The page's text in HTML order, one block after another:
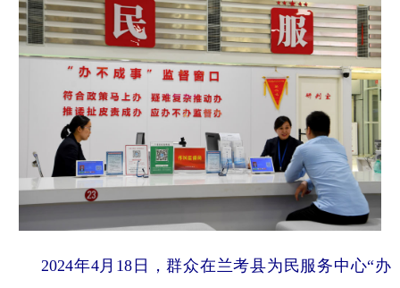
2024年4月18日，群众在兰考县为民服务中心“办